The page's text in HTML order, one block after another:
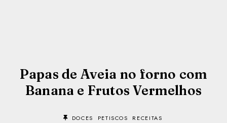
Papas de Aveia no forno com
Banana e Frutos Vermelhos
DOCES PETISCOS RECEITAS